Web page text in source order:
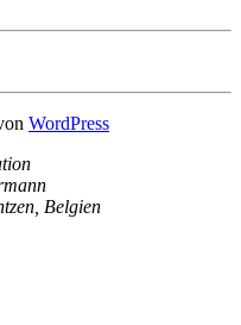
WordPress
Belgien